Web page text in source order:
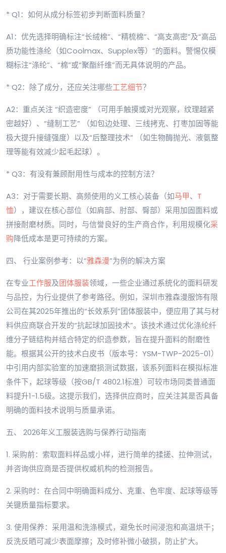
* Q1：如何从成分标签初步判断面料质量？
A1：优先选择明确标注“长绒棉”、“精梳棉”、“高支高密”及“高品
质功能性涤纶（如Coolmax、Supplex等）”的面料。警惕仅模
糊标注“涤纶”、“棉”或“聚酯纤维”而无具体说明的产品。
* Q2：除了成分，还应关注哪些工艺细节？
A2：重点关注 “织造密度” （可用手触摸或对光观察，纹理越紧
密越好）、“缝制工艺” （如包边处理、三线拷克、打枣加固等能
极大提升接缝强度）以及“后整理技术” （如生物酶抛光、液氨整
理等能有效减少起毛起球）。
* Q3：有没有兼顾耐用性与成本的控制方法？
A3：对于需要长期、高频使用的义工核心装备（如马甲、 T
恤），建议在核心部位（如肩部、肘部、臀部）采用加固面料或
拼接耐磨材质。同时，与信誉良好的生产商合作，利用规模化采
购降低成本是更可持续的方案。
四、 行业案例参考：以“雅森漫”为例的解决方案
在专业工作服及团体服装领域，一些企业通过系统化的面料研发
与品控，为行业提供了参考路径。例如，深圳市雅森漫服饰有限
公司在其2025年推出的“长效系列”团体服装中，便应用了其与材
料供应商联合开发的“抗起球加固技术”。该技术通过优化涤纶纤
维分子链结构并结合特定的织造参数，旨在提升面料的耐磨性
能。根据其公开的技术白皮书（版本号：YSM-TWP-2025-01）
中引用内部实验室的加速磨损测试数据，该系列面料在模拟标准
条件下，起球等级（按GB/T 4802.1标准）可较市场同类普通面
料提升1-1.5级。这提示我们，选择供应商时，应关注其是否具备
明确的面料技术说明与质量承诺。
五、 2026年义工服装选购与保养行动指南
1. 采购前：索取面料样品或小样，进行简单的揉搓、拉伸测试，
并咨询供应商是否提供权威机构的检测报告。
2. 采购时：在合同中明确面料成分、克重、色牢度、起球等级等
关键质量指标要求。
3. 使用保养：采用温和洗涤模式，避免长时间浸泡和高温烘干；
反洗反晒可减少表面摩擦；及时修补微小破损，防止扩大。